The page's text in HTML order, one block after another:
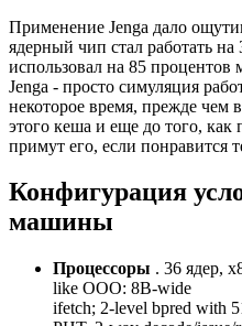
Применение Jenga дало
ядерный чип стал работать
использовал на 85
Jenga - просто симуляция
некоторое время, прежде чем
этого кеша и еще до того,
примут его, если понравится
Конфигурация
машины
Процессоры . 36 ядер,
like OOO: 8B-wide
ifetch; 2-level bpred with